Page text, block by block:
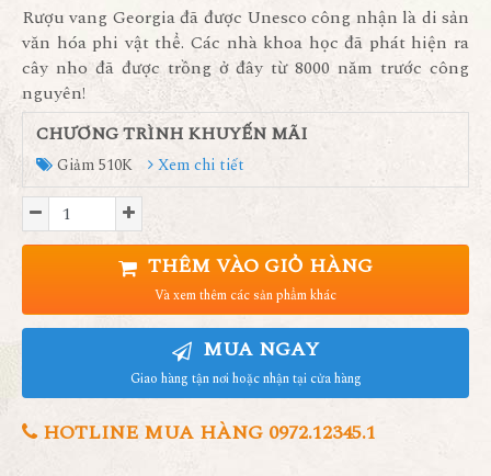
Rượu vang Georgia đã được Unesco công nhận là di sản
văn hóa phi vật thể. Các nhà khoa học đã phát hiện ra
cây nho đã được trồng ở đây từ 8000 năm trước công
nguyên!
CHƯƠNG TRÌNH KHUYẾN MÃI
Giảm 510K Xem chi tiết
THÊM VÀO GIỎ HÀNG
Và xem thêm các sản phẩm khác
MUA NGAY
Giao hàng tận nơi hoặc nhận tại cửa hàng
HOTLINE MUA HÀNG 0972.12345.1